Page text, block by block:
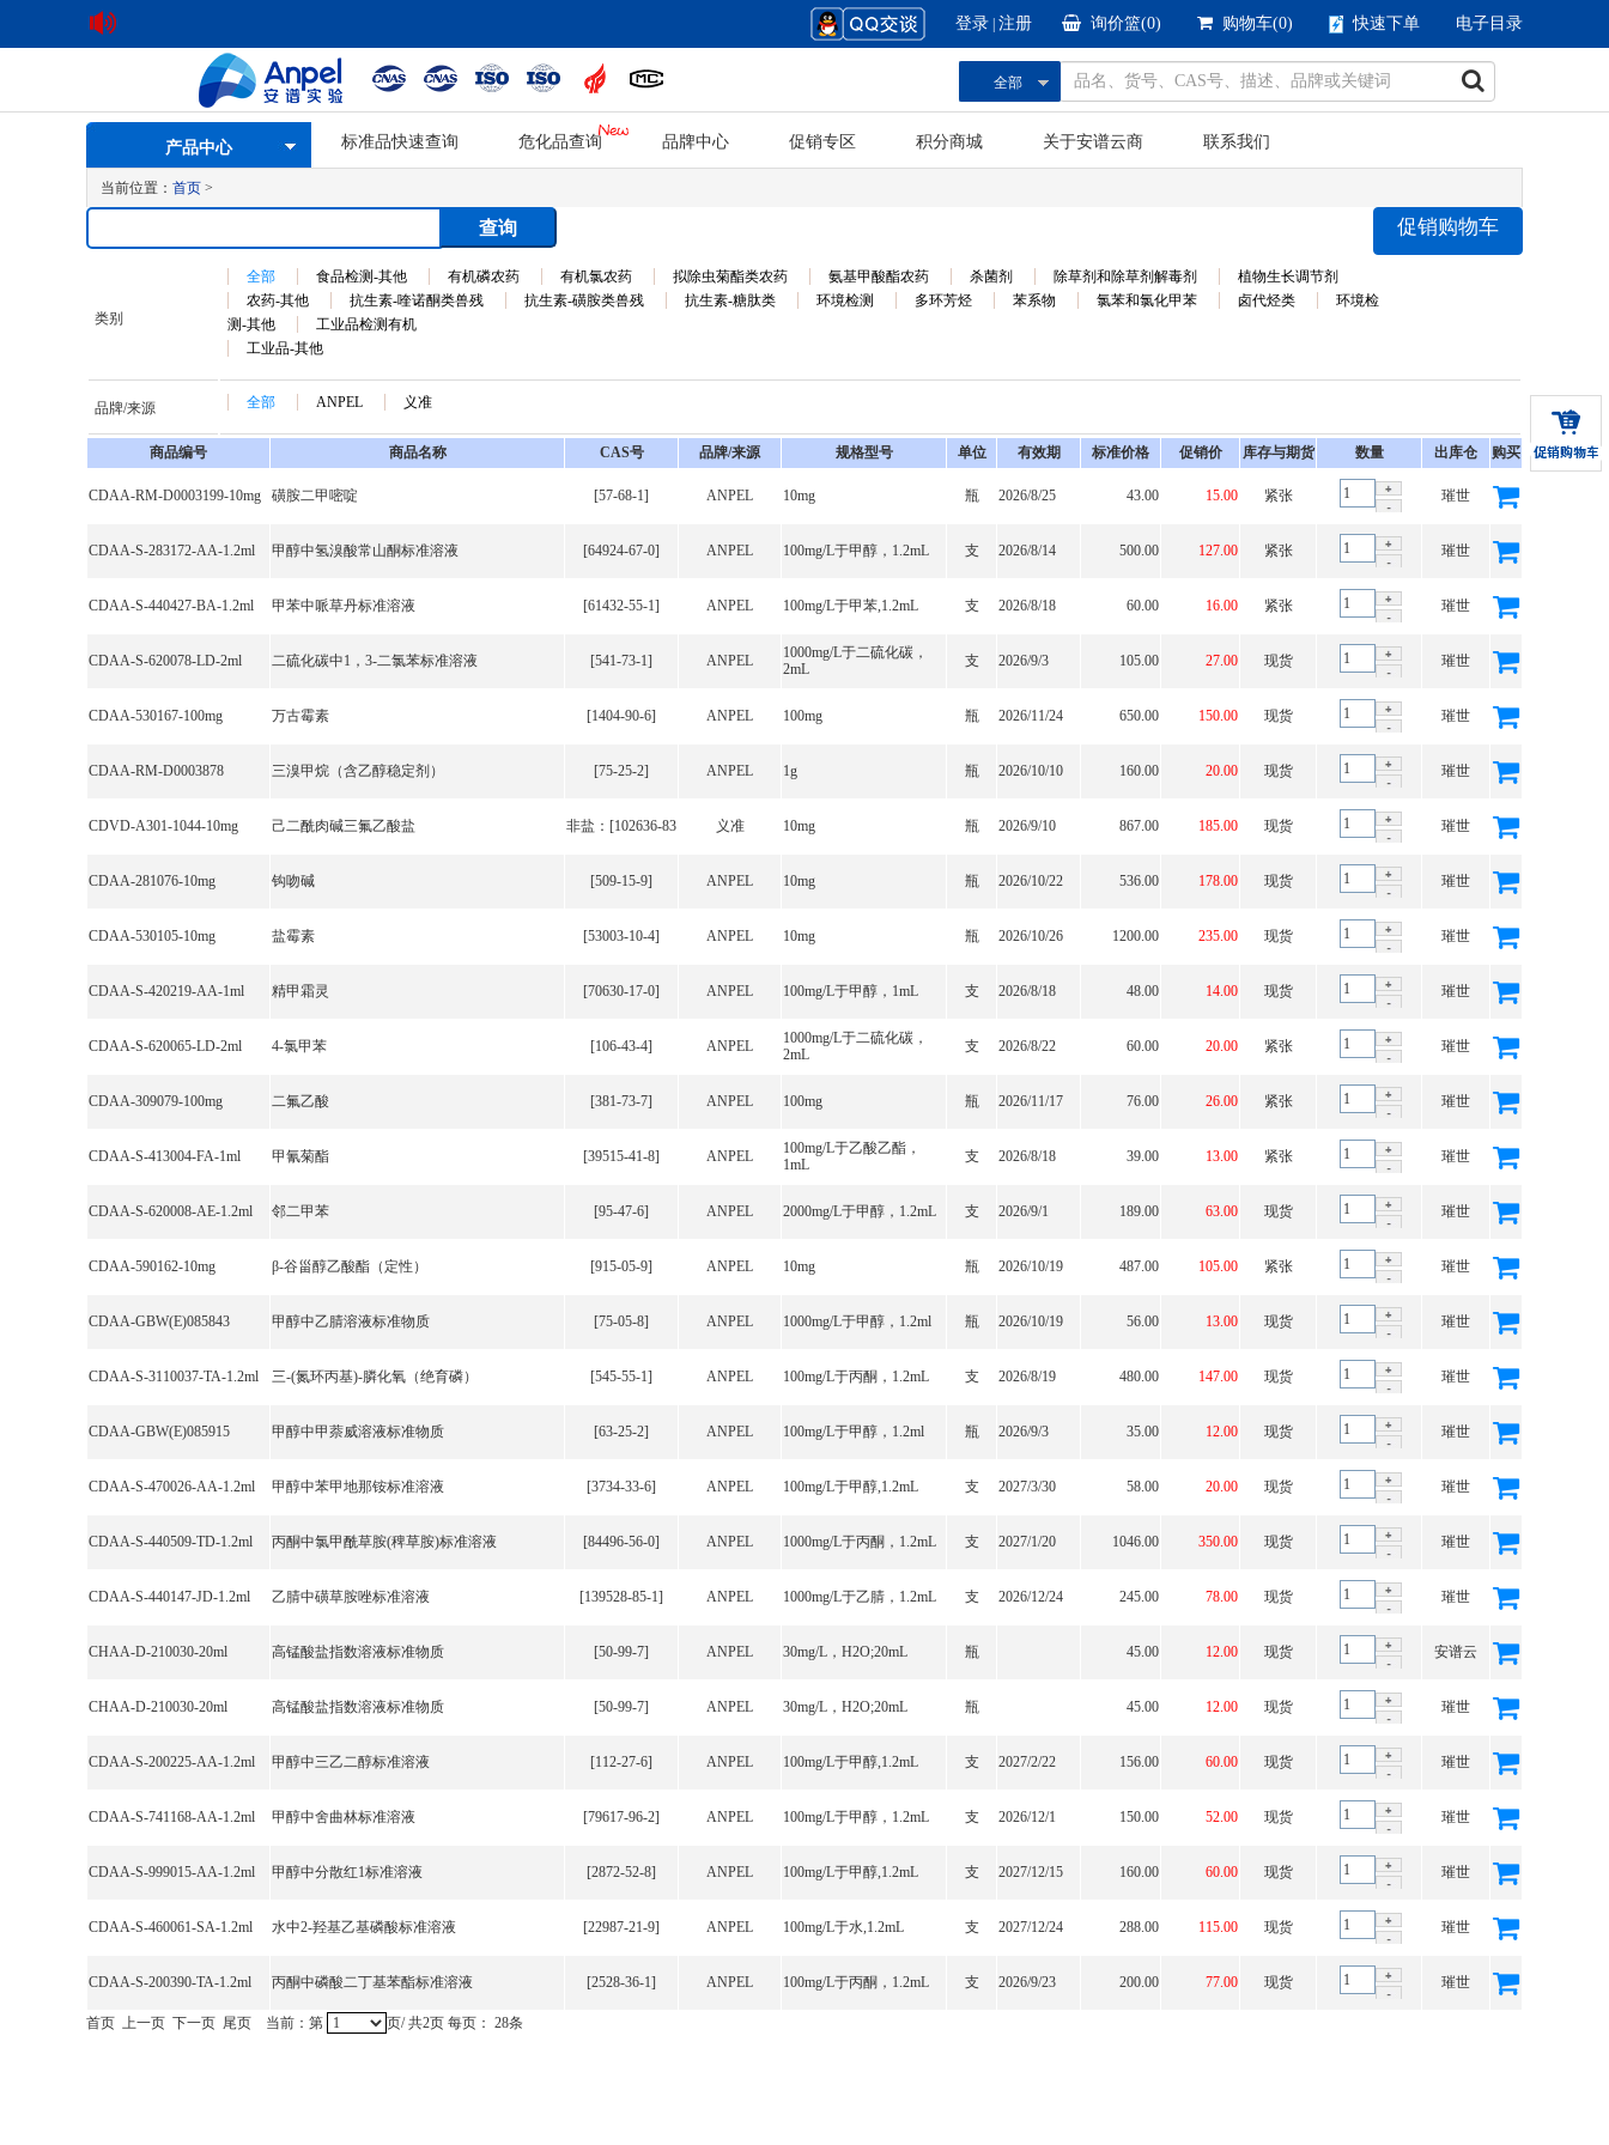
登录 注册 询价篮(0) 购物车(0) 快速下单 电子目录
全部
产品中心 标准品快速查询 危化品查询 品牌中心 促销专区 积分商城 关于安谱云商 联系我们
当前位置： 首页 >
促销购物车
类别
全部 食品检测-其他 有机磷农药 有机氯农药 拟除虫菊酯类农药 氨基甲酸酯农药 杀菌剂 除草剂和除草剂解毒剂
植物生长调节剂
农药-其他
抗生素-喹诺酮类兽残 抗生素-磺胺类兽残 抗生素-糖肽类 环境检测 多环芳烃 苯系物 氯苯和氯化甲苯 卤代烃类
环境检
测-其他
工业品检测有机
工业品-其他
品牌/来源 全部 ANPEL 义准
商品编号 商品名称 CAS号 品牌/来源 规格型号 单位 有效期 标准价格 促销价 库存与期货 数量 出库仓 购买
CDAA-RM-D0003199-10mg 磺胺二甲嘧啶 [57-68-1] ANPEL 10mg 瓶 2026/8/25 43.00 15.00 紧张 璀世
CDAA-S-283172-AA-1.2ml 甲醇中氢溴酸常山酮标准溶液 [64924-67-0] ANPEL 100mg/L于甲醇，1.2mL 支 2026/8/14 500.00 127.00 紧张 璀世
CDAA-S-440427-BA-1.2ml 甲苯中哌草丹标准溶液 [61432-55-1] ANPEL 100mg/L于甲苯,1.2mL 支 2026/8/18 60.00 16.00 紧张 璀世
CDAA-S-620078-LD-2ml 二硫化碳中1，3-二氯苯标准溶液 [541-73-1] ANPEL
1000mg/L于二硫化碳，
2mL
支 2026/9/3 105.00 27.00 现货 璀世
CDAA-530167-100mg 万古霉素 [1404-90-6] ANPEL 100mg 瓶 2026/11/24 650.00 150.00 现货 璀世
CDAA-RM-D0003878 三溴甲烷（含乙醇稳定剂） [75-25-2] ANPEL 1g 瓶 2026/10/10 160.00 20.00 现货 璀世
CDVD-A301-1044-10mg 己二酰肉碱三氟乙酸盐 非盐：[102636-83 义准 10mg 瓶 2026/9/10 867.00 185.00 现货 璀世
CDAA-281076-10mg 钩吻碱 [509-15-9] ANPEL 10mg 瓶 2026/10/22 536.00 178.00 现货 璀世
CDAA-530105-10mg 盐霉素 [53003-10-4] ANPEL 10mg 瓶 2026/10/26 1200.00 235.00 现货 璀世
CDAA-S-420219-AA-1ml 精甲霜灵 [70630-17-0] ANPEL 100mg/L于甲醇，1mL 支 2026/8/18 48.00 14.00 现货 璀世
CDAA-S-620065-LD-2ml 4-氯甲苯 [106-43-4] ANPEL
1000mg/L于二硫化碳，
2mL
支 2026/8/22 60.00 20.00 紧张 璀世
CDAA-309079-100mg 二氟乙酸 [381-73-7] ANPEL 100mg 瓶 2026/11/17 76.00 26.00 紧张 璀世
CDAA-S-413004-FA-1ml 甲氰菊酯 [39515-41-8] ANPEL
100mg/L于乙酸乙酯，
1mL
支 2026/8/18 39.00 13.00 紧张 璀世
CDAA-S-620008-AE-1.2ml 邻二甲苯 [95-47-6] ANPEL 2000mg/L于甲醇，1.2mL 支 2026/9/1 189.00 63.00 现货 璀世
CDAA-590162-10mg β-谷甾醇乙酸酯（定性） [915-05-9] ANPEL 10mg 瓶 2026/10/19 487.00 105.00 紧张 璀世
CDAA-GBW(E)085843 甲醇中乙腈溶液标准物质 [75-05-8] ANPEL 1000mg/L于甲醇，1.2ml 瓶 2026/10/19 56.00 13.00 现货 璀世
CDAA-S-3110037-TA-1.2ml 三-(氮环丙基)-膦化氧（绝育磷） [545-55-1] ANPEL 100mg/L于丙酮，1.2mL 支 2026/8/19 480.00 147.00 现货 璀世
CDAA-GBW(E)085915 甲醇中甲萘威溶液标准物质 [63-25-2] ANPEL 100mg/L于甲醇，1.2ml 瓶 2026/9/3 35.00 12.00 现货 璀世
CDAA-S-470026-AA-1.2ml 甲醇中苯甲地那铵标准溶液 [3734-33-6] ANPEL 100mg/L于甲醇,1.2mL 支 2027/3/30 58.00 20.00 现货 璀世
CDAA-S-440509-TD-1.2ml 丙酮中氯甲酰草胺(稗草胺)标准溶液 [84496-56-0] ANPEL 1000mg/L于丙酮，1.2mL 支 2027/1/20 1046.00 350.00 现货 璀世
CDAA-S-440147-JD-1.2ml 乙腈中磺草胺唑标准溶液 [139528-85-1] ANPEL 1000mg/L于乙腈，1.2mL 支 2026/12/24 245.00 78.00 现货 璀世
CHAA-D-210030-20ml 高锰酸盐指数溶液标准物质 [50-99-7] ANPEL 30mg/L，H2O;20mL 瓶 45.00 12.00 现货 安谱云
CHAA-D-210030-20ml 高锰酸盐指数溶液标准物质 [50-99-7] ANPEL 30mg/L，H2O;20mL 瓶 45.00 12.00 现货 璀世
CDAA-S-200225-AA-1.2ml 甲醇中三乙二醇标准溶液 [112-27-6] ANPEL 100mg/L于甲醇,1.2mL 支 2027/2/22 156.00 60.00 现货 璀世
CDAA-S-741168-AA-1.2ml 甲醇中舍曲林标准溶液 [79617-96-2] ANPEL 100mg/L于甲醇，1.2mL 支 2026/12/1 150.00 52.00 现货 璀世
CDAA-S-999015-AA-1.2ml 甲醇中分散红1标准溶液 [2872-52-8] ANPEL 100mg/L于甲醇,1.2mL 支 2027/12/15 160.00 60.00 现货 璀世
CDAA-S-460061-SA-1.2ml 水中2-羟基乙基磷酸标准溶液 [22987-21-9] ANPEL 100mg/L于水,1.2mL 支 2027/12/24 288.00 115.00 现货 璀世
CDAA-S-200390-TA-1.2ml 丙酮中磷酸二丁基苯酯标准溶液 [2528-36-1] ANPEL 100mg/L于丙酮，1.2mL 支 2026/9/23 200.00 77.00 现货 璀世
首页 上一页 下一页 尾页 当前：第 页/共2页 每页： 28条